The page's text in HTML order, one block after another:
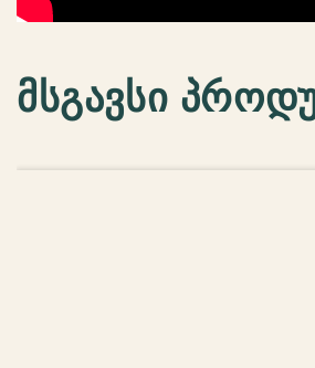
მსგავსი